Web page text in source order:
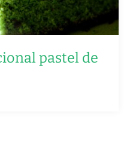
pastel de